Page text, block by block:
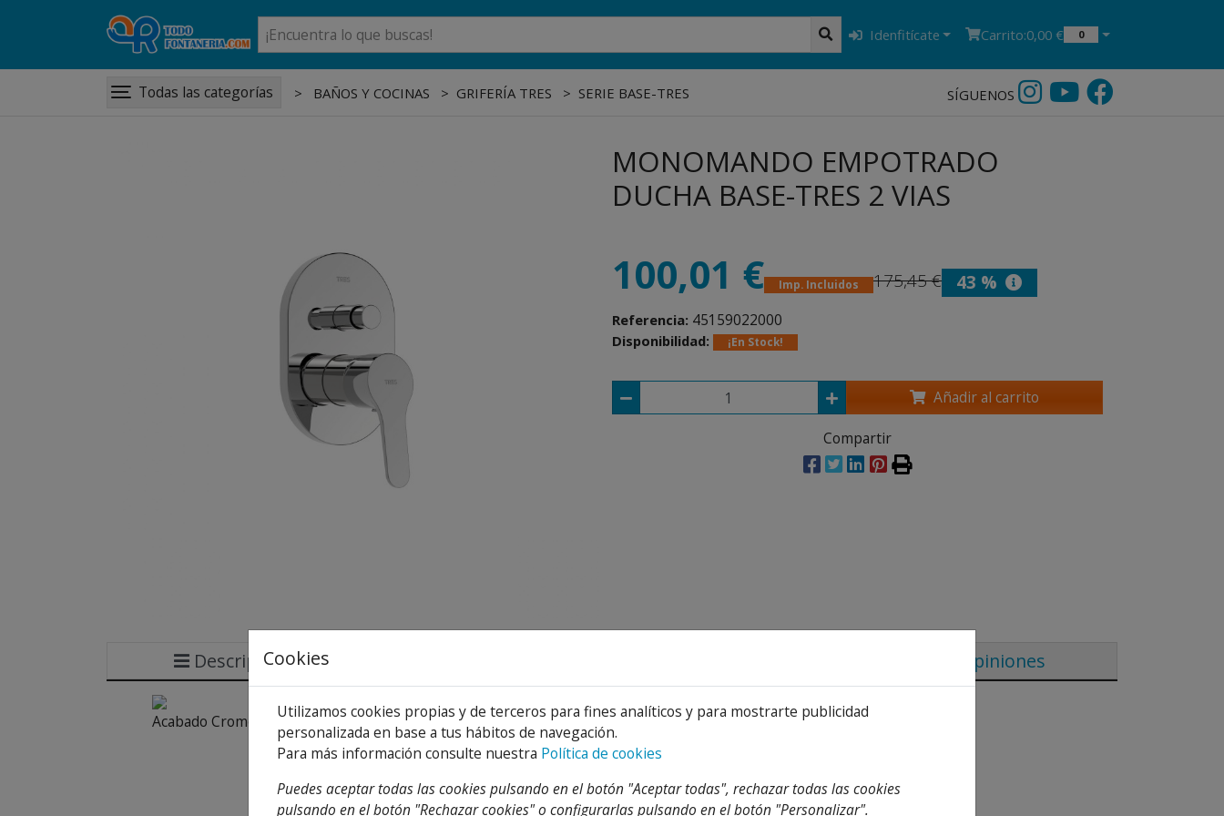
Idenfitícate Carrito:0,00 € 0
Todas las categorías BAÑOS Y COCINAS GRIFERÍA TRES SERIE BASE-TRES SÍGUENOS
MONOMANDO EMPOTRADO
DUCHA BASE-TRES 2 VIAS
100,01 € Imp. Incluidos 175,45 € 43 %
Referencia: 45159022000
Disponibilidad: ¡En Stock!
Añadir al carrito
Compartir
Descripción Opiniones
Acabado Cromo.
Cookies
Utilizamos cookies propias y de terceros para fines analíticos y para mostrarte publicidad
personalizada en base a tus hábitos de navegación.
Para más información consulte nuestra Política de cookies
Puedes aceptar todas las cookies pulsando en el botón "Aceptar todas", rechazar todas las cookies
pulsando en el botón "Rechazar cookies" o configurarlas pulsando en el botón "Personalizar".